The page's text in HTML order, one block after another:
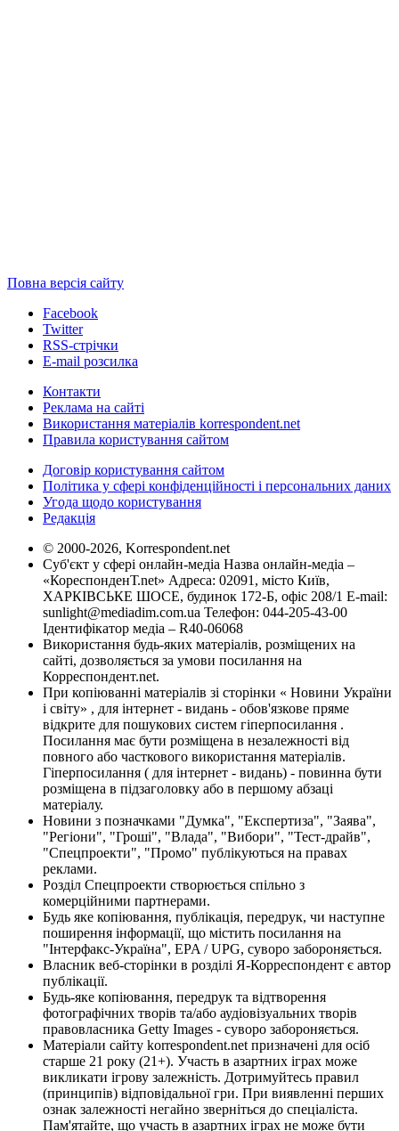
Повна версія сайту
Facebook
Twitter
RSS-стрічки
E-mail розсилка
Контакти
Реклама на сайті
Використання матеріалів korrespondent.net
Правила користування сайтом
Договір користування сайтом
Політика у сфері конфіденційності і персональних даних
Угода щодо користування
Редакція
© 2000-2026, Korrespondent.net
Суб'єкт у сфері онлайн-медіа Назва онлайн-медіа –
«КореспонденТ.net» Адреса: 02091, місто Київ,
ХАРКІВСЬКЕ ШОСЕ, будинок 172-Б, офіс 208/1 E-mail:
sunlight@mediadim.com.ua Телефон: 044-205-43-00
Ідентифікатор медіа – R40-06068
Використання будь-яких матеріалів, розміщених на
сайті, дозволяється за умови посилання на
Корреспондент.net.
При копіюванні матеріалів зі сторінки « Новини України
і світу» , для інтернет - видань - обов'язкове пряме
відкрите для пошукових систем гіперпосилання .
Посилання має бути розміщена в незалежності від
повного або часткового використання матеріалів.
Гіперпосилання ( для інтернет - видань) - повинна бути
розміщена в підзаголовку або в першому абзаці
матеріалу.
Новини з позначками "Думка", "Експертиза", "Заява",
"Регіони", "Гроші", "Влада", "Вибори", "Тест-драйв",
"Спецпроекти", "Промо" публікуються на правах
реклами.
Розділ Спецпроекти створюється спільно з
комерційними партнерами.
Будь яке копіювання, публікація, передрук, чи наступне
поширення інформації, що містить посилання на
"Інтерфакс-Україна", EPA / UPG, суворо забороняється.
Власник веб-сторінки в розділі Я-Корреспондент є автор
публікації.
Будь-яке копіювання, передрук та відтворення
фотографічних творів та/або аудіовізуальних творів
правовласника Getty Images - суворо забороняється.
Матеріали сайту korrespondent.net призначені для осіб
старше 21 року (21+). Участь в азартних іграх може
викликати ігрову залежність. Дотримуйтесь правил
(принципів) відповідальної гри. При виявленні перших
ознак залежності негайно зверніться до спеціаліста.
Пам'ятайте, що участь в азартних іграх не може бути